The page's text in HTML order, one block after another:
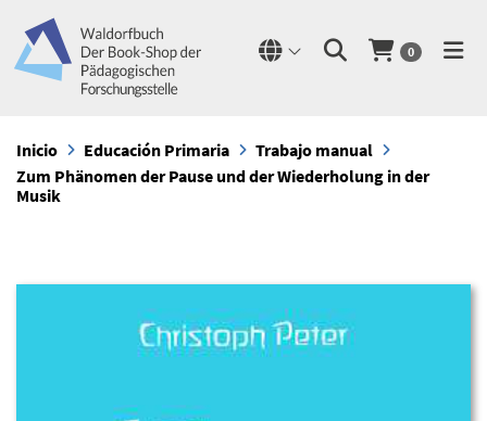
0
Inicio Educación Primaria
Trabajo manual
Zum Phänomen der Pause und der Wiederholung in der
Musik